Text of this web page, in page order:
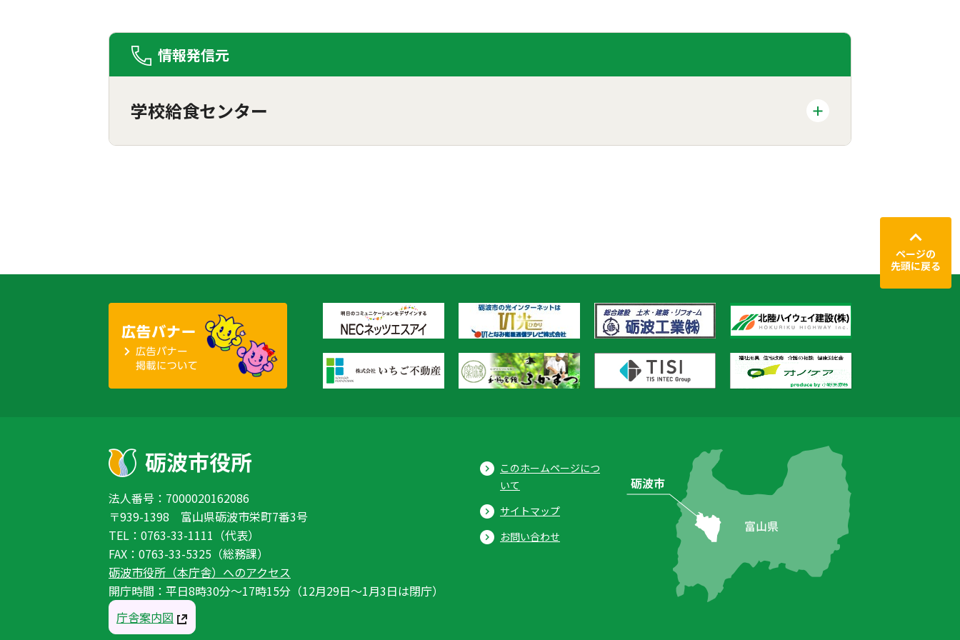
情報発信元
学校給食センター
ページの
先頭に戻る
法人番号：7000020162086
〒939-1398 富山県砺波市栄町7番3号
TEL：0763-33-1111（代表）
FAX：0763-33-5325（総務課）
砺波市役所（本庁舎）へのアクセス
開庁時間：平日8時30分〜17時15分（12月29日〜1月3日は閉庁）
庁舎案内図
このホームページにつ
いて
サイトマップ
お問い合わせ